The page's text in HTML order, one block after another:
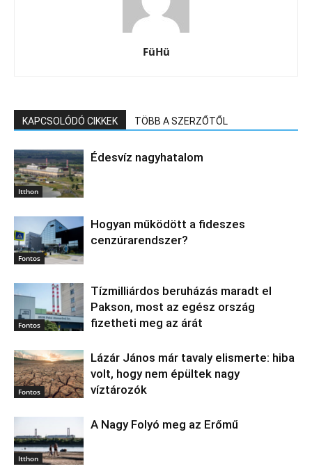
FüHü
KAPCSOLÓDÓ CIKKEK TÖBB A SZERZŐTŐL
Itthon
Édesvíz nagyhatalom
Fontos
Hogyan működött a fideszes
cenzúrarendszer?
Fontos
Tízmilliárdos beruházás maradt el
Pakson, most az egész ország
fizetheti meg az árát
Fontos
Lázár János már tavaly elismerte: hiba
volt, hogy nem épültek nagy
víztározók
Itthon
A Nagy Folyó meg az Erőmű